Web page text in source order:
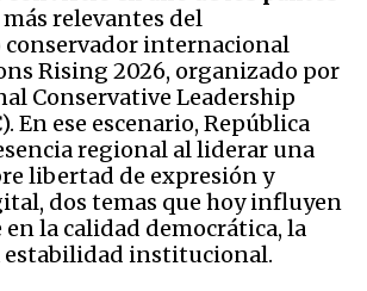
relevantes del
internacional
Rising 2026, organizado por
Conservative Leadership
En ese escenario, República
regional al liderar una
libertad de expresión y
dos temas que hoy influyen
la calidad democrática, la
estabilidad institucional.